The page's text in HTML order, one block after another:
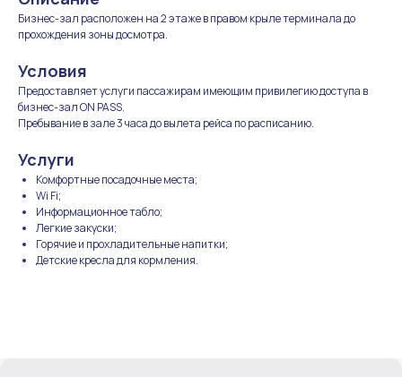
Бизнес-зал расположен на 2 этаже в правом крыле терминала до
прохождения зоны досмотра.
Условия
Предоставляет услуги пассажирам имеющим привилегию доступа в
бизнес-зал ON PASS.
Пребывание в зале 3 часа до вылета рейса по расписанию.
Услуги
Комфортные посадочные места;
Wi Fi;
Информационное табло;
Легкие закуски;
Горячие и прохладительные напитки;
Детские кресла для кормления.
Отправьте заявку
на сотрудничество
Мы свяжемся с вами в ближайшее время